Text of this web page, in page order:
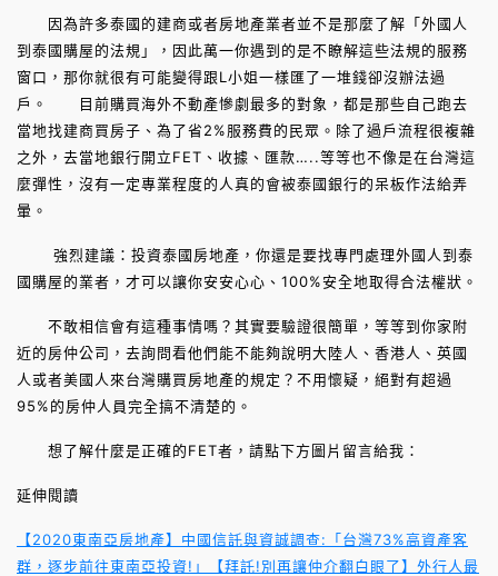
因為許多泰國的建商或者房地產業者並不是那麼了解「外國人
到泰國購屋的法規」，因此萬一你遇到的是不瞭解這些法規的服務
窗口，那你就很有可能變得跟L小姐一樣匯了一堆錢卻沒辦法過
戶。 目前購買海外不動產慘劇最多的對象，都是那些自己跑去
當地找建商買房子、為了省2%服務費的民眾。除了過戶流程很複雜
之外，去當地銀行開立FET、收據、匯款…..等等也不像是在台灣這
麼彈性，沒有一定專業程度的人真的會被泰國銀行的呆板作法給弄
暈。
強烈建議：投資泰國房地產，你還是要找專門處理外國人到泰
國購屋的業者，才可以讓你安安心心、100%安全地取得合法權狀。
不敢相信會有這種事情嗎？其實要驗證很簡單，等等到你家附
近的房仲公司，去詢問看他們能不能夠說明大陸人、香港人、英國
人或者美國人來台灣購買房地產的規定？不用懷疑，絕對有超過
95%的房仲人員完全搞不清楚的。
想了解什麼是正確的FET者，請點下方圖片留言給我：
延伸閱讀
【2020東南亞房地產】中國信託與資誠調查:「台灣73%高資產客
群，逐步前往東南亞投資!」
【拜託!別再讓仲介翻白眼了】外行人最